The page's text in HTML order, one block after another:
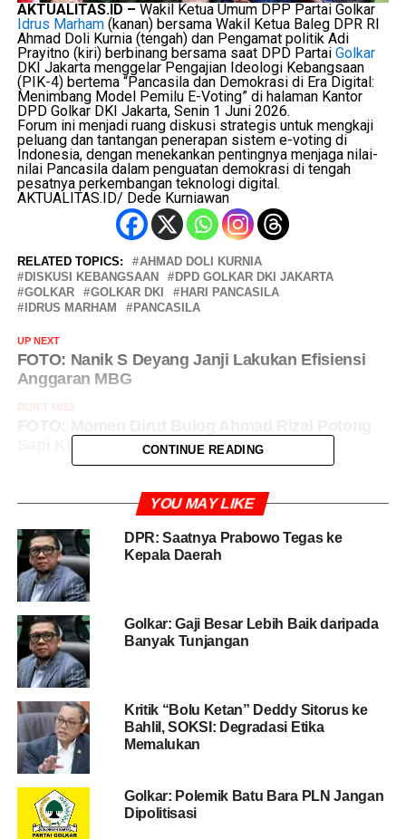
Image 1 of 5
AKTUALITAS.ID – Wakil Ketua Umum DPP Partai Golkar
Idrus Marham(kanan) bersama Wakil Ketua Baleg DPR RI
Ahmad Doli Kurnia (tengah) dan Pengamat politik Adi
Prayitno (kiri) berbinang bersama saat DPD Partai Golkar
DKI Jakarta menggelar Pengajian Ideologi Kebangsaan
(PIK-4) bertema “Pancasila dan Demokrasi di Era Digital:
Menimbang Model Pemilu E-Voting” di halaman Kantor
DPD Golkar DKI Jakarta, Senin 1 Juni 2026.
Forum ini menjadi ruang diskusi strategis untuk mengkaji
peluang dan tantangan penerapan sistem e-voting di
Indonesia, dengan menekankan pentingnya menjaga nilai-
nilai Pancasila dalam penguatan demokrasi di tengah
pesatnya perkembangan teknologi digital.
AKTUALITAS.ID/ Dede Kurniawan
RELATED TOPICS:
AHMAD DOLI KURNIA
DISKUSI KEBANGSAAN
DPD GOLKAR DKI JAKARTA
GOLKAR
GOLKAR DKI
HARI PANCASILA
IDRUS MARHAM
PANCASILA
UP NEXT
FOTO: Nanik S Deyang Janji Lakukan Efisiensi
Anggaran MBG
DON'T MISS
Sapi Kurban untuk Karyawan
CONTINUE READING
YOU MAY LIKE
DPR: Saatnya Prabowo Tegas ke
Kepala Daerah
Golkar: Gaji Besar Lebih Baik daripada
Banyak Tunjangan
Kritik “Bolu Ketan” Deddy Sitorus ke
Bahlil, SOKSI: Degradasi Etika
Memalukan
Golkar: Polemik Batu Bara PLN Jangan
Dipolitisasi